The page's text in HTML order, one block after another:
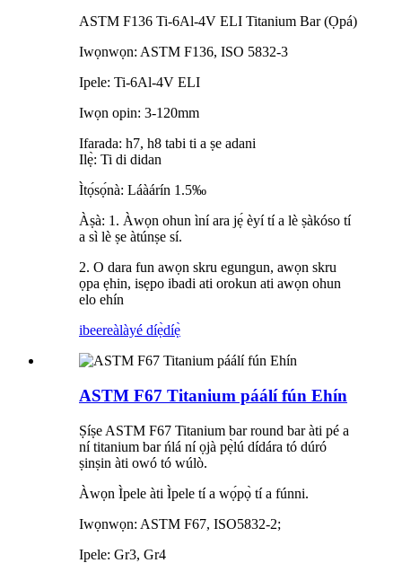
ASTM F136 Ti-6Al-4V ELI Titanium Bar (Ọpá)
Iwọnwọn: ASTM F136, ISO 5832-3
Ipele: Ti-6Al-4V ELI
Iwọn opin: 3-120mm
Ifarada: h7, h8 tabi ti a ṣe adani
Ilẹ̀: Ti di didan
Ìtọ́sọ́nà: Láàárín 1.5‰
Àṣà: 1. Àwọn ohun ìní ara jẹ́ èyí tí a lè ṣàkóso tí
a sì lè ṣe àtúnṣe sí.
2. O dara fun awọn skru egungun, awọn skru
ọpa ẹhin, isẹpo ibadi ati orokun ati awọn ohun
elo ehín
ibeereàlàyé díẹ̀díẹ̀
ASTM F67 Titanium páálí fún Ehín
Ṣíṣe ASTM F67 Titanium bar round bar àti pé a
ní titanium bar ńlá ní ọjà pẹ̀lú dídára tó dúró
ṣinṣin àti owó tó wúlò.
Àwọn Ìpele àti Ìpele tí a wọ́pọ̀ tí a fúnni.
Iwọnwọn: ASTM F67, ISO5832-2;
Ipele: Gr3, Gr4